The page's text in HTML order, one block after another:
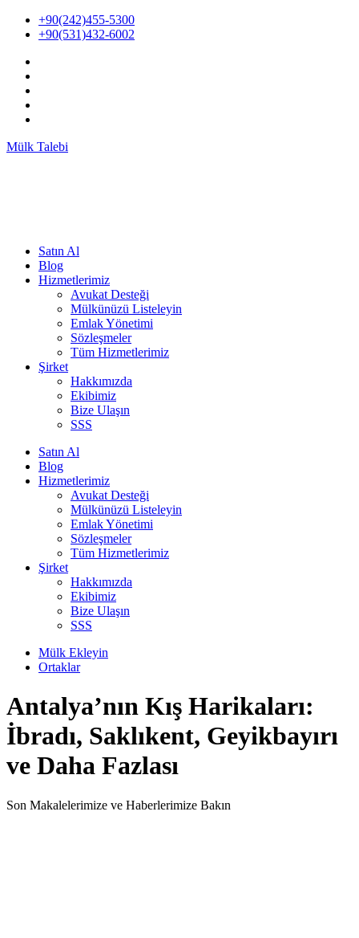
İçeriğe+90(242)455-5300
+90(531)432-6002
Mülk Talebi
Satın Al
Blog
Hizmetlerimiz
Avukat Desteği
Mülkünüzü Listeleyin
Emlak Yönetimi
Sözleşmeler
Tüm Hizmetlerimiz
Şirket
Hakkımızda
Ekibimiz
Bize Ulaşın
SSS
Satın Al
Blog
Hizmetlerimiz
Avukat Desteği
Mülkünüzü Listeleyin
Emlak Yönetimi
Sözleşmeler
Tüm Hizmetlerimiz
Şirket
Hakkımızda
Ekibimiz
Bize Ulaşın
SSS
Mülk Ekleyin
Ortaklar
Antalya’nın Kış Harikaları:
İbradı, Saklıkent, Geyikbayırı
ve Daha Fazlası
Son Makalelerimize ve Haberlerimize Bakın